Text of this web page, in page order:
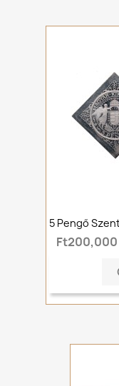
5 Pengő
Ft200,000